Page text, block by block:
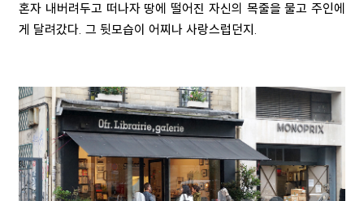
혼자 내버려두고 떠나자 땅에 떨어진 자신의 목줄을 물고 주인에
게 달려갔다. 그 뒷모습이 어찌나 사랑스럽던지.